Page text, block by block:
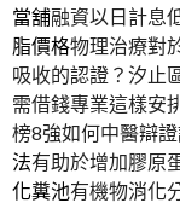
當舖融資以日計息
脂價格物理治療對
吸收的認證？汐止
需借錢專業這樣安
榜8強如何中醫辯
法有助於增加膠原
化糞池有機物消化